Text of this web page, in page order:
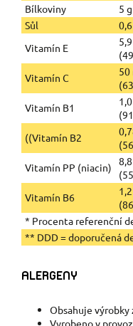
Bílkoviny
5 g
Sůl
Vitamín E
Vitamín C
50
Vitamín B1
((Vitamín B2
Vitamín PP (niacin)
Vitamín B6
* Procenta referenční
** DDD = doporučená
ALERGENY
Obsahuje výrobky
Vyrobeno v